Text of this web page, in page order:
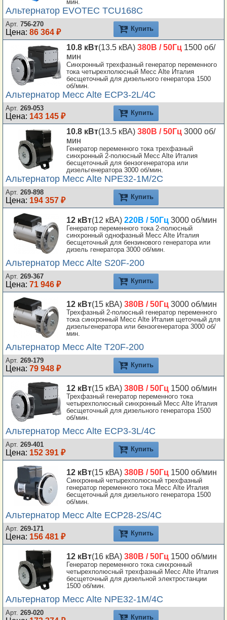
мин.
Альтернатор EVOTEC TCU168C
Арт. 756-270
Цена: 86 364 ₽ Купить
10.8 кВт(13.5 кВА) 380В / 50Гц 1500 об/
мин
Синхронный трехфазный генератор переменного
тока четырехполюсный Mecc Alte Италия
бесщеточный для дизельного генератора 1500
об/мин.
Альтернатор Mecc Alte ECP3-2L/4C
Арт. 269-053
Цена: 143 145 ₽ Купить
10.8 кВт(13.5 кВА) 380В / 50Гц 3000 об/
мин
Генератор переменного тока трехфазный
синхронный 2-полюсный Mecc Alte Италия
бесщеточный для бензогенератора или
дизельгенератора 3000 об/мин.
Альтернатор Mecc Alte NPE32-1M/2C
Арт. 269-898
Цена: 194 357 ₽ Купить
12 кВт(12 кВА) 220В / 50Гц 3000 об/мин
Генератор переменного тока 2-полюсный
синхронный однофазный Mecc Alte Италия
бесщеточный для бензинового генератора или
дизель генератора 3000 об/мин.
Альтернатор Mecc Alte S20F-200
Арт. 269-367
Цена: 71 946 ₽ Купить
12 кВт(15 кВА) 380В / 50Гц 3000 об/мин
Трехфазный 2-полюсный генератор переменного
тока синхронный Mecc Alte Италия щеточный для
дизельгенератора или бензогенератора 3000 об/
мин.
Альтернатор Mecc Alte T20F-200
Арт. 269-179
Цена: 79 948 ₽ Купить
12 кВт(15 кВА) 380В / 50Гц 1500 об/мин
Трехфазный генератор переменного тока
четырехполюсный синхронный Mecc Alte Италия
бесщеточный для дизельного генератора 1500
об/мин.
Альтернатор Mecc Alte ECP3-3L/4C
Арт. 269-401
Цена: 152 391 ₽ Купить
12 кВт(15 кВА) 380В / 50Гц 1500 об/мин
Синхронный четырехполюсный трехфазный
генератор переменного тока Mecc Alte Италия
бесщеточный для дизельного генератора 1500
об/мин.
Альтернатор Mecc Alte ECP28-2S/4C
Арт. 269-171
Цена: 156 481 ₽ Купить
12 кВт(16 кВА) 380В / 50Гц 1500 об/мин
Генератор переменного тока синхронный
четырехполюсный трехфазный Mecc Alte Италия
бесщеточный для дизельной электростанции
1500 об/мин.
Альтернатор Mecc Alte NPE32-1M/4C
Арт. 269-020
Купить